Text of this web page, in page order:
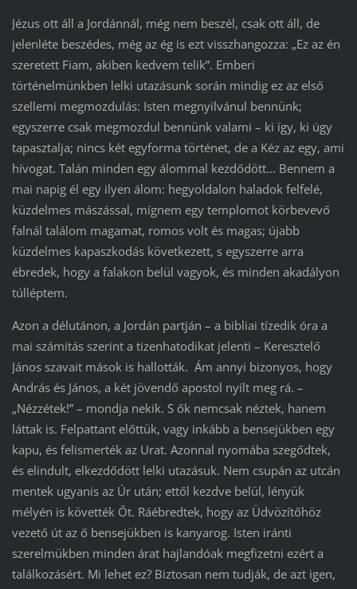
Jézus ott áll a Jordánnál, még nem beszél, csak ott áll, de
jelenléte beszédes, még az ég is ezt visszhangozza: „Ez az én
szeretett Fiam, akiben kedvem telik”. Emberi
történelmünkben lelki utazásunk során mindig ez az első
szellemi megmozdulás: Isten megnyilvánul bennünk;
egyszerre csak megmozdul bennünk valami – ki így, ki úgy
tapasztalja; nincs két egyforma történet, de a Kéz az egy, ami
hívogat. Talán minden egy álommal kezdődött… Bennem a
mai napig él egy ilyen álom: hegyoldalon haladok felfelé,
küzdelmes mászással, mígnem egy templomot körbevevő
falnál találom magamat, romos volt és magas; újabb
küzdelmes kapaszkodás következett, s egyszerre arra
ébredek, hogy a falakon belül vagyok, és minden akadályon
túlléptem.
Azon a délutánon, a Jordán partján – a bibliai tízedik óra a
mai számítás szerint a tizenhatodikat jelenti – Keresztelő
János szavait mások is hallották. Ám annyi bizonyos, hogy
András és János, a két jövendő apostol nyílt meg rá. –
„Nézzétek!” – mondja nekik. S ők nemcsak néztek, hanem
láttak is. Felpattant előttük, vagy inkább a bensejükben egy
kapu, és felismerték az Urat. Azonnal nyomába szegődtek,
és elindult, elkezdődött lelki utazásuk. Nem csupán az utcán
mentek ugyanis az Úr után; ettől kezdve belül, lényük
mélyén is követték Őt. Ráébredtek, hogy az Üdvözítőhöz
vezető út az ő bensejükben is kanyarog. Isten iránti
szerelmükben minden árat hajlandóak megfizetni ezért a
találkozásért. Mi lehet ez? Biztosan nem tudják, de azt igen,